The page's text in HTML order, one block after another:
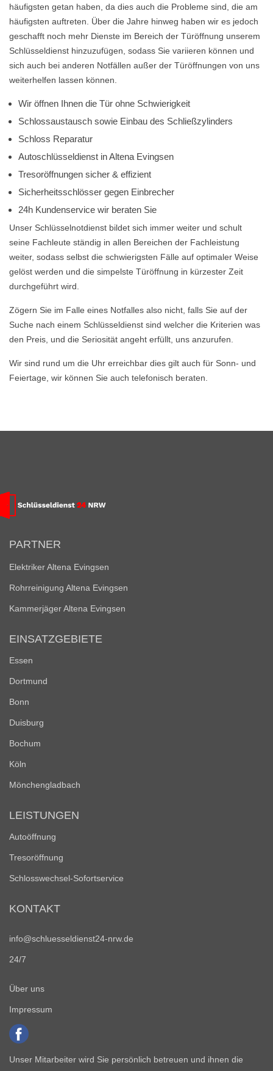
häufigsten getan haben, da dies auch die Probleme sind, die am
häufigsten auftreten. Über die Jahre hinweg haben wir es jedoch
geschafft noch mehr Dienste im Bereich der Türöffnung unserem
Schlüsseldienst hinzuzufügen, sodass Sie variieren können und
sich auch bei anderen Notfällen außer der Türöffnungen von uns
weiterhelfen lassen können.
Wir öffnen Ihnen die Tür ohne Schwierigkeit
Schlossaustausch sowie Einbau des Schließzylinders
Schloss Reparatur
Autoschlüsseldienst in Altena Evingsen
Tresoröffnungen sicher & effizient
Sicherheitsschlösser gegen Einbrecher
24h Kundenservice wir beraten Sie
Unser Schlüsselnotdienst bildet sich immer weiter und schult
seine Fachleute ständig in allen Bereichen der Fachleistung
weiter, sodass selbst die schwierigsten Fälle auf optimaler Weise
gelöst werden und die simpelste Türöffnung in kürzester Zeit
durchgeführt wird.
Zögern Sie im Falle eines Notfalles also nicht, falls Sie auf der
Suche nach einem Schlüsseldienst sind welcher die Kriterien was
den Preis, und die Seriosität angeht erfüllt, uns anzurufen.
Wir sind rund um die Uhr erreichbar dies gilt auch für Sonn- und
Feiertage, wir können Sie auch telefonisch beraten.
PARTNER
Elektriker Altena Evingsen
Rohrreinigung Altena Evingsen
Kammerjäger Altena Evingsen
EINSATZGEBIETE
Essen
Dortmund
Bonn
Duisburg
Bochum
Köln
Mönchengladbach
LEISTUNGEN
Autoöffnung
Tresoröffnung
Schlosswechsel-Sofortservice
KONTAKT
info@schluesseldienst24-nrw.de
24/7
Über uns
Impressum
Unser Mitarbeiter wird Sie persönlich betreuen und ihnen die